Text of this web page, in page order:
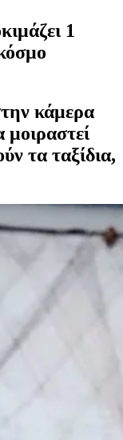
1
κάμερα
μοιραστεί
τα ταξίδια,